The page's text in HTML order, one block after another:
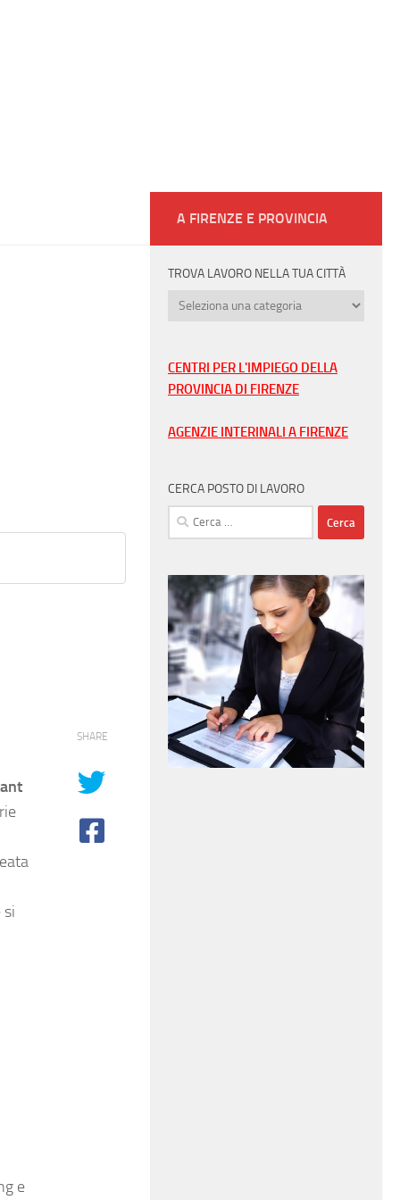
si
e
SHARE
A FIRENZE E PROVINCIA
TROVA LAVORO NELLA TUA CITTÀ
Trova
tua
città
CENTRI PER L'IMPIEGO DELLA
PROVINCIA DI FIRENZE
AGENZIE INTERINALI A FIRENZE
CERCA POSTO DI LAVORO
Ricerca
per: